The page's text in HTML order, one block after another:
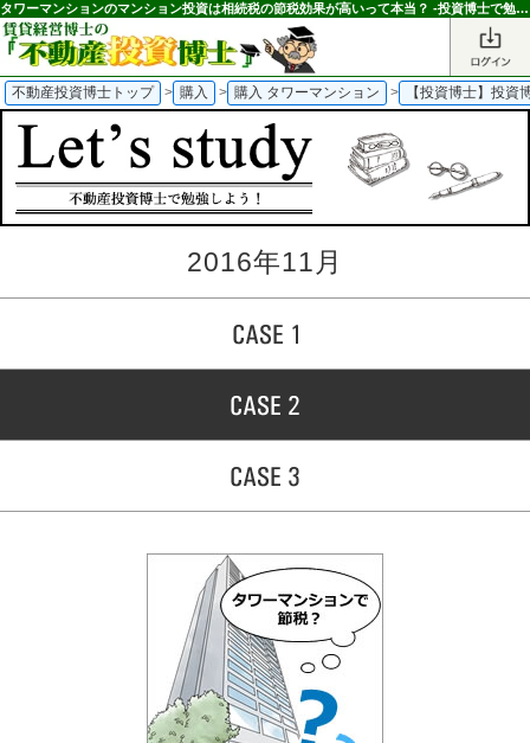
タワーマンションのマンション投資は相続税の節税効果が高いって本当？ -投資博士で勉強しよう！-｜不動産投資博士
不動産投資博士トップ > 購入 > 購入 タワーマンション > 【投資博士】投資
2016年11月